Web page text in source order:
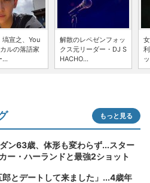
塙宣之、You
ルの落語家
...
解散のレペゼンフォッ
クス元リーダー・DJ S
HACHO...
もっと見る
ン63歳、体形も変わらず...スター
・ハーランドと最強2ショット
とデートして来ました」...4歳年